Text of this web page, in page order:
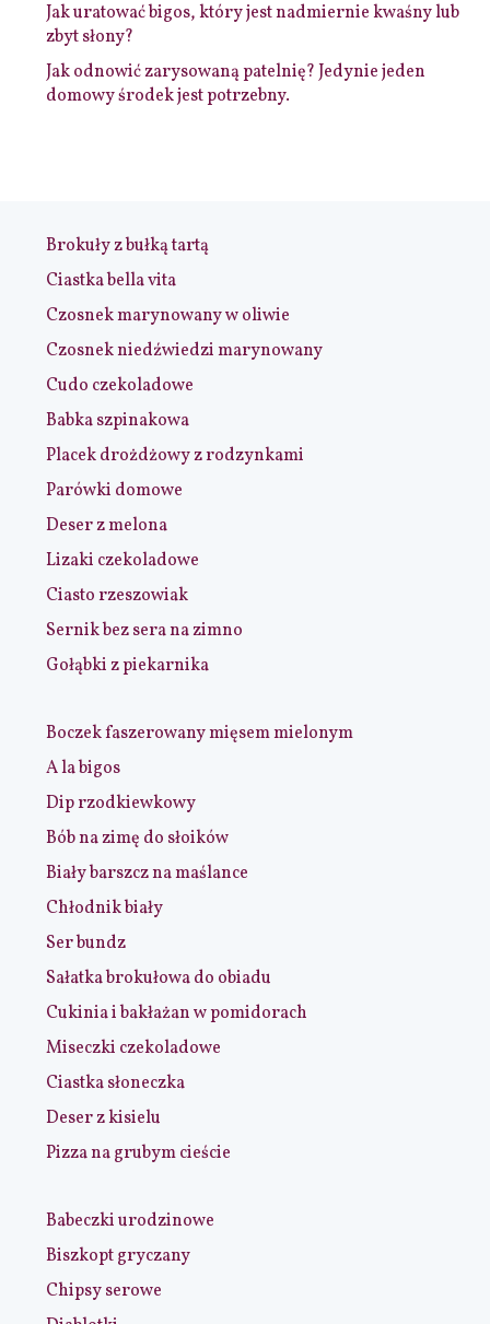
Jak uratować bigos, który jest nadmiernie kwaśny lub
zbyt słony?
Jak odnowić zarysowaną patelnię? Jedynie jeden
domowy środek jest potrzebny.
Brokuły z bułką tartą
Ciastka bella vita
Czosnek marynowany w oliwie
Czosnek niedźwiedzi marynowany
Cudo czekoladowe
Babka szpinakowa
Placek drożdżowy z rodzynkami
Parówki domowe
Deser z melona
Lizaki czekoladowe
Ciasto rzeszowiak
Sernik bez sera na zimno
Gołąbki z piekarnika
Boczek faszerowany mięsem mielonym
A la bigos
Dip rzodkiewkowy
Bób na zimę do słoików
Biały barszcz na maślance
Chłodnik biały
Ser bundz
Sałatka brokułowa do obiadu
Cukinia i bakłażan w pomidorach
Miseczki czekoladowe
Ciastka słoneczka
Deser z kisielu
Pizza na grubym cieście
Babeczki urodzinowe
Biszkopt gryczany
Chipsy serowe